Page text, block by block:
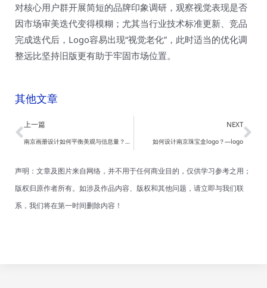
对核心用户群开展简短的品牌印象调研，观察视觉表现是否
因市场审美迭代变得模糊；尤其当行业技术标准更新、竞品
完成迭代后，Logo容易出现“视觉老化”，此时适当的优化调
整远比坚持旧版更有助于牢固市场位置。
其他文章
Prev
上一篇
南京画册设计如何平衡美观与信息量？—南京画册设计
NEXT
如何设计南京珠宝盒logo？—logo
声明：文章及图片来自网络，并不用于任何商业目的，仅供学习参考之用；
版权归原作者所有。如涉及作品内容、版权和其他问题，请立即与我们联
系，我们将在第一时间删除内容！